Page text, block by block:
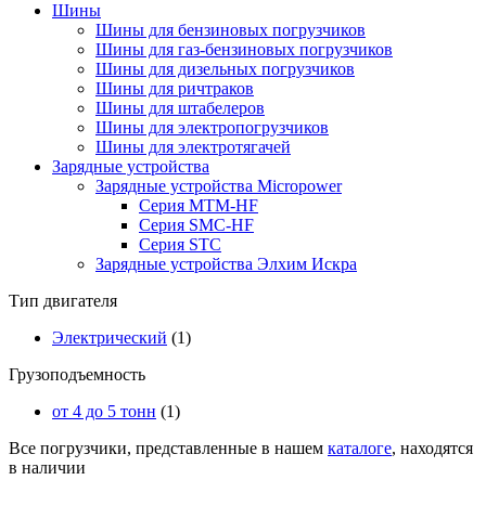
Шины
Шины для бензиновых погрузчиков
Шины для газ-бензиновых погрузчиков
Шины для дизельных погрузчиков
Шины для ричтраков
Шины для штабелеров
Шины для электропогрузчиков
Шины для электротягачей
Зарядные устройства
Зарядные устройства Micropower
Серия MTM-HF
Серия SMC-HF
Серия STC
Зарядные устройства Элхим Искра
Тип двигателя
Электрический (1)
Грузоподъемность
от 4 до 5 тонн (1)
Все погрузчики, представленные в нашем каталоге, находятся
в наличии